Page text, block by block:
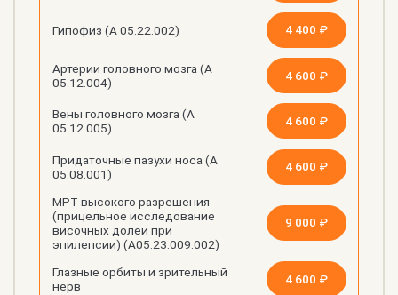
Гипофиз (А 05.22.002) 4 400 ₽
Артерии головного мозга (А
05.12.004)
4 600 ₽
Вены головного мозга (А
05.12.005)
4 600 ₽
Придаточные пазухи носа (А
05.08.001)
4 600 ₽
МРТ высокого разрешения
(прицельное исследование
височных долей при
эпилепсии) (А05.23.009.002)
9 000 ₽
Глазные орбиты и зрительный
нерв
4 600 ₽